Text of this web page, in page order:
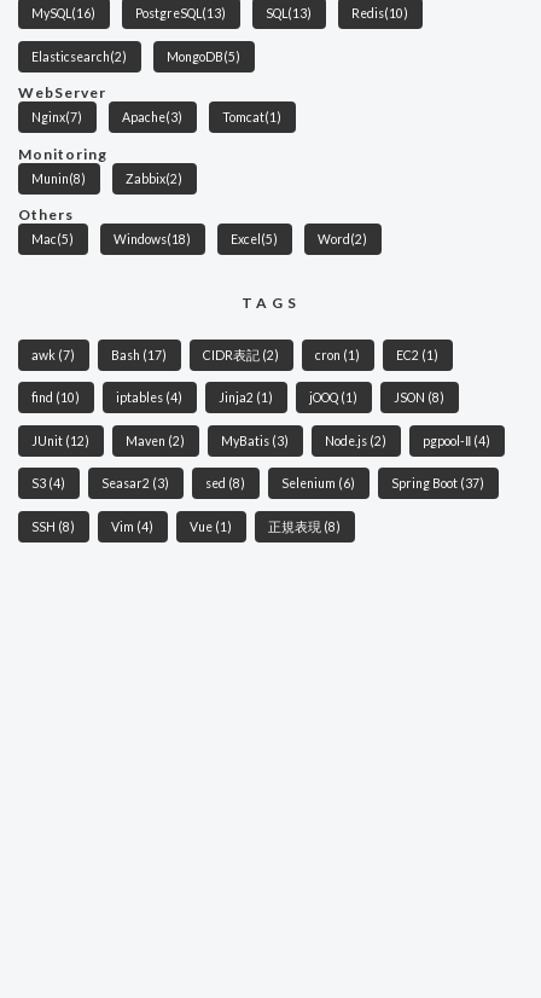
MySQL (16) PostgreSQL (13) SQL (13) Redis(10)
Elasticsearch(2) MongoDB(5)
WebServer
Nginx(7) Apache(3) Tomcat(1)
Monitoring
Munin(8) Zabbix(2)
Others
Mac(5) Windows(18) Excel (5) Word (2)
TAGS
awk (7) Bash (17) CIDR表記 (2) cron (1) EC2 (1)
find (10) iptables (4) Jinja2 (1) jOOQ (1) JSON (8)
JUnit (12) Maven (2) MyBatis (3) Node.js (2) pgpool-Ⅱ (4)
S3 (4) Seasar2 (3) sed (8) Selenium (6) Spring Boot (37)
SSH (8) Vim (4) Vue (1) 正規表現 (8)